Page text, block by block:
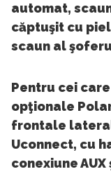
automat,
căptuşit cu
scaun al
Pentru cei
opţionale
frontale
Uconnect, cu
conexiune AUX